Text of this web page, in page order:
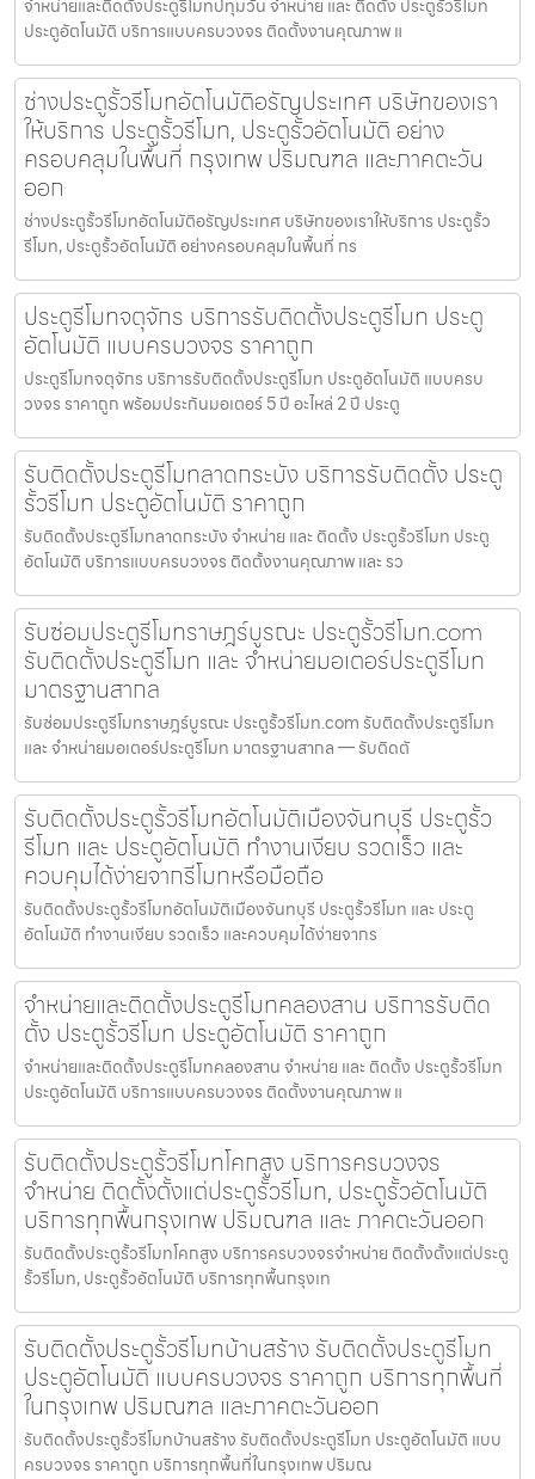
จำหน่ายและติดตั้งประตูรีโมทปทุมวัน จำหน่าย และ ติดตั้ง ประตูรั้วรีโมท
ประตูอัตโนมัติ บริการแบบครบวงจร ติดตั้งงานคุณภาพ แ
ช่างประตูรั้วรีโมทอัตโนมัติอรัญประเทศ บริษัทของเรา
ให้บริการ ประตูรั้วรีโมท, ประตูรั้วอัตโนมัติ อย่าง
ครอบคลุมในพื้นที่ กรุงเทพ ปริมณฑล และภาคตะวัน
ออก
ช่างประตูรั้วรีโมทอัตโนมัติอรัญประเทศ บริษัทของเราให้บริการ ประตูรั้ว
รีโมท, ประตูรั้วอัตโนมัติ อย่างครอบคลุมในพื้นที่ กร
ประตูรีโมทจตุจักร บริการรับติดตั้งประตูรีโมท ประตู
อัตโนมัติ แบบครบวงจร ราคาถูก
ประตูรีโมทจตุจักร บริการรับติดตั้งประตูรีโมท ประตูอัตโนมัติ แบบครบ
วงจร ราคาถูก พร้อมประกันมอเตอร์ 5 ปี อะไหล่ 2 ปี ประตู
รับติดตั้งประตูรีโมทลาดกระบัง บริการรับติดตั้ง ประตู
รั้วรีโมท ประตูอัตโนมัติ ราคาถูก
รับติดตั้งประตูรีโมทลาดกระบัง จำหน่าย และ ติดตั้ง ประตูรั้วรีโมท ประตู
อัตโนมัติ บริการแบบครบวงจร ติดตั้งงานคุณภาพ และ รว
รับซ่อมประตูรีโมทราษฎร์บูรณะ ประตูรั้วรีโมท.com
รับติดตั้งประตูรีโมท และ จำหน่ายมอเตอร์ประตูรีโมท
มาตรฐานสากล
รับซ่อมประตูรีโมทราษฎร์บูรณะ ประตูรั้วรีโมท.com รับติดตั้งประตูรีโมท
และ จำหน่ายมอเตอร์ประตูรีโมท มาตรฐานสากล — รับติดตั
รับติดตั้งประตูรั้วรีโมทอัตโนมัติเมืองจันทบุรี ประตูรั้ว
รีโมท และ ประตูอัตโนมัติ ทำงานเงียบ รวดเร็ว และ
ควบคุมได้ง่ายจากรีโมทหรือมือถือ
รับติดตั้งประตูรั้วรีโมทอัตโนมัติเมืองจันทบุรี ประตูรั้วรีโมท และ ประตู
อัตโนมัติ ทำงานเงียบ รวดเร็ว และควบคุมได้ง่ายจากร
จำหน่ายและติดตั้งประตูรีโมทคลองสาน บริการรับติด
ตั้ง ประตูรั้วรีโมท ประตูอัตโนมัติ ราคาถูก
จำหน่ายและติดตั้งประตูรีโมทคลองสาน จำหน่าย และ ติดตั้ง ประตูรั้วรีโมท
ประตูอัตโนมัติ บริการแบบครบวงจร ติดตั้งงานคุณภาพ แ
รับติดตั้งประตูรั้วรีโมทโคกสูง บริการครบวงจร
จำหน่าย ติดตั้งตั้งแต่ประตูรั้วรีโมท, ประตูรั้วอัตโนมัติ
บริการทุกพื้นกรุงเทพ ปริมณฑล และ ภาคตะวันออก
รับติดตั้งประตูรั้วรีโมทโคกสูง บริการครบวงจรจำหน่าย ติดตั้งตั้งแต่ประตู
รั้วรีโมท, ประตูรั้วอัตโนมัติ บริการทุกพื้นกรุงเท
รับติดตั้งประตูรั้วรีโมทบ้านสร้าง รับติดตั้งประตูรีโมท
ประตูอัตโนมัติ แบบครบวงจร ราคาถูก บริการทุกพื้นที่
ในกรุงเทพ ปริมณฑล และภาคตะวันออก
รับติดตั้งประตูรั้วรีโมทบ้านสร้าง รับติดตั้งประตูรีโมท ประตูอัตโนมัติ แบบ
ครบวงจร ราคาถูก บริการทุกพื้นที่ในกรุงเทพ ปริมณ